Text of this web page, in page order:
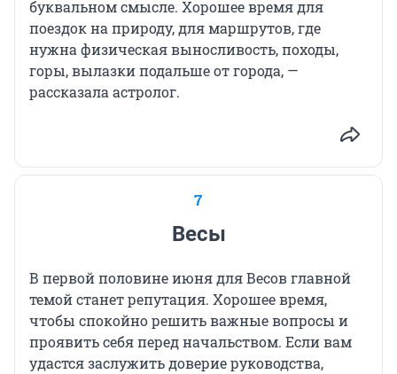
буквальном смысле. Хорошее время для
поездок на природу, для маршрутов, где
нужна физическая выносливость, походы,
горы, вылазки подальше от города, —
рассказала астролог.
7
Весы
В первой половине июня для Весов главной
темой станет репутация. Хорошее время,
чтобы спокойно решить важные вопросы и
проявить себя перед начальством. Если вам
удастся заслужить доверие руководства,